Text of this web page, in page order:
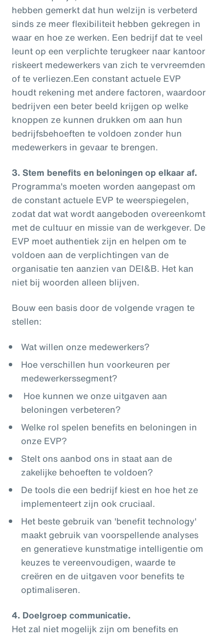
hebben gemerkt dat hun welzijn is verbeterd
sinds ze meer flexibiliteit hebben gekregen in
waar en hoe ze werken. Een bedrijf dat te veel
leunt op een verplichte terugkeer naar kantoor
riskeert medewerkers van zich te vervreemden
of te verliezen.Een constant actuele EVP
houdt rekening met andere factoren, waardoor
bedrijven een beter beeld krijgen op welke
knoppen ze kunnen drukken om aan hun
bedrijfsbehoeften te voldoen zonder hun
medewerkers in gevaar te brengen.
3. Stem benefits en beloningen op elkaar af.
Programma's moeten worden aangepast om
de constant actuele EVP te weerspiegelen,
zodat dat wat wordt aangeboden overeenkomt
met de cultuur en missie van de werkgever. De
EVP moet authentiek zijn en helpen om te
voldoen aan de verplichtingen van de
organisatie ten aanzien van DEI&B. Het kan
niet bij woorden alleen blijven.
Bouw een basis door de volgende vragen te
stellen:
Wat willen onze medewerkers?
Hoe verschillen hun voorkeuren per
medewerkerssegment?
Hoe kunnen we onze uitgaven aan
beloningen verbeteren?
Welke rol spelen benefits en beloningen in
onze EVP?
Stelt ons aanbod ons in staat aan de
zakelijke behoeften te voldoen?
De tools die een bedrijf kiest en hoe het ze
implementeert zijn ook cruciaal.
Het beste gebruik van 'benefit technology'
maakt gebruik van voorspellende analyses
en generatieve kunstmatige intelligentie om
keuzes te vereenvoudigen, waarde te
creëren en de uitgaven voor benefits te
optimaliseren.
4. Doelgroep communicatie.
Het zal niet mogelijk zijn om benefits en